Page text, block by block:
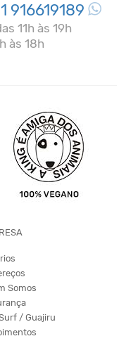
916619189
11h às 19h
às 18h
Somos
/ Guajiru